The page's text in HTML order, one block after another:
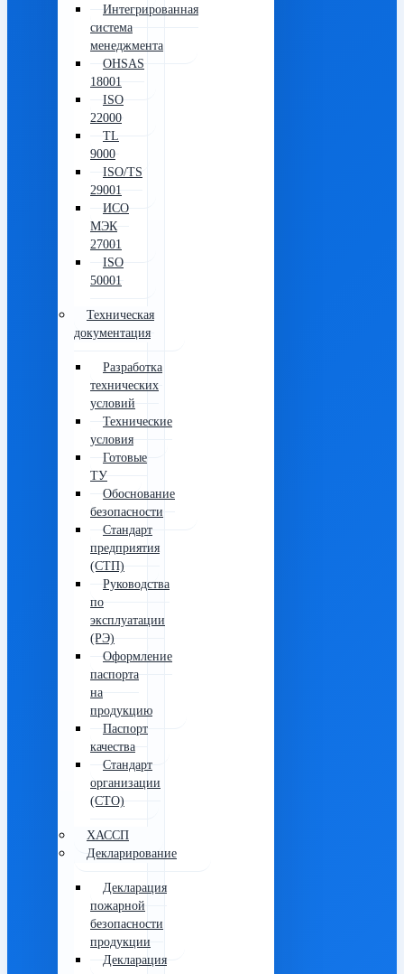
Интегрированная
система
менеджмента
OHSAS
18001
ISO
22000
TL
9000
ISO/TS
29001
ИСО
МЭК
27001
ISO
50001
Техническая
документация
Разработка
технических
условий
Технические
условия
Готовые
ТУ
Обоснование
безопасности
Стандарт
предприятия
(СТП)
Руководства
по
эксплуатации
(РЭ)
Оформление
паспорта
на
продукцию
Паспорт
качества
Стандарт
организации
(СТО)
ХАССП
Декларирование
Декларация
пожарной
безопасности
продукции
Декларация